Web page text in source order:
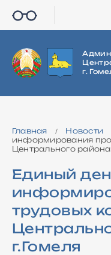
г.
Главная / Новости
информирования
Центрального района
Единый
трудовых
г.Гомеля